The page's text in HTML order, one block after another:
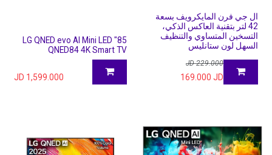
ال جي فرن المايكرويف بسعة
42 لتر بتقنية العاكس الذكي،
التسخين المتساوي والتنظيف
السهل لون ستانليس
229.000
JD
169.000 JD
85" LG QNED evo AI Mini LED
QNED84 4K Smart TV
1,599.000